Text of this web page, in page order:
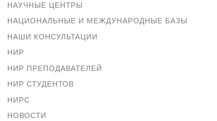
НАУЧНЫЕ ЦЕНТРЫ
НАЦИОНАЛЬНЫЕ И МЕЖДУНАРОДНЫЕ БАЗЫ
НАШИ КОНСУЛЬТАЦИИ
НИР
НИР ПРЕПОДАВАТЕЛЕЙ
НИР СТУДЕНТОВ
НИРС
НОВОСТИ